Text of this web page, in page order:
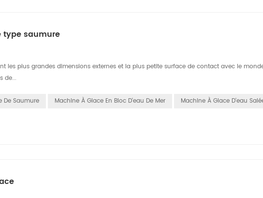
type saumure
les plus grandes dimensions externes et la plus petite surface de contact avec le
de...
De Saumure Machine À Glace En Bloc D'eau De Mer Machine À Glace D'eau